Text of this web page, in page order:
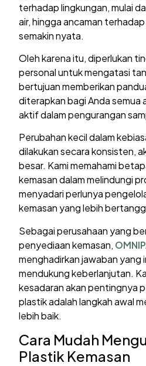
terhadap lingkungan, mulai
air, hingga ancaman
semakin nyata.
Oleh karena itu, diperlukan
personal untuk mengatasi
bertujuan memberikan
diterapkan bagi Anda semua
aktif dalam pengurangan
Perubahan kecil dalam
dilakukan secara konsisten,
besar. Kami memahami
kemasan dalam melindungi
menyadari perlunya
kemasan yang lebih
Sebagai perusahaan yang
penyediaan kemasan,
menghadirkan jawaban yang
mendukung keberlanjutan.
kesadaran akan pentingnya
plastik adalah langkah awal
lebih baik.
Cara Mudah
Plastik Kemasan